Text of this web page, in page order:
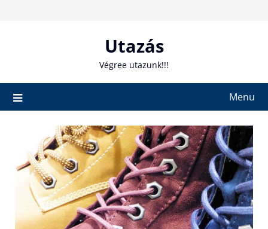
Utazás
Végree utazunk!!!
Menu